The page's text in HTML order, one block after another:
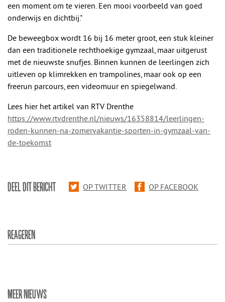
een moment om te vieren. Een mooi voorbeeld van goed
onderwijs en dichtbij."
De beweegbox wordt 16 bij 16 meter groot, een stuk kleiner
dan een traditionele rechthoekige gymzaal, maar uitgerust
met de nieuwste snufjes. Binnen kunnen de leerlingen zich
uitleven op klimrekken en trampolines, maar ook op een
freerun parcours, een videomuur en spiegelwand.
Lees hier het artikel van RTV Drenthe
https://www.rtvdrenthe.nl/nieuws/16358814/leerlingen-
roden-kunnen-na-zomervakantie-sporten-in-gymzaal-van-
de-toekomst
DEEL DIT BERICHT OP TWITTER OP FACEBOOK
REAGEREN
MEER NIEUWS